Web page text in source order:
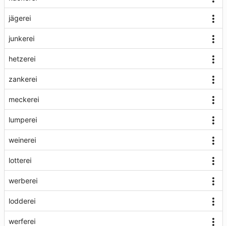
jägerei
junkerei
hetzerei
zankerei
meckerei
lumperei
weinerei
lotterei
werberei
lodderei
werferei